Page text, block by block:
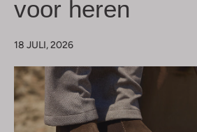
voor heren
18 JULI, 2026